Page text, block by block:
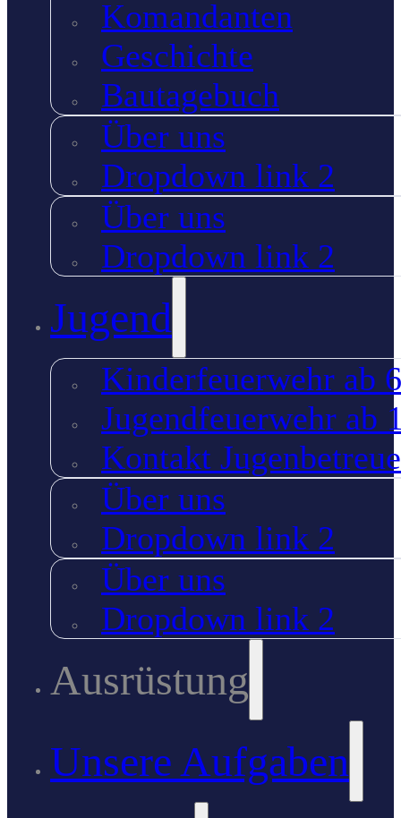
Komandanten
Geschichte
Bautagebuch
Über uns
Dropdown link 2
Über uns
Dropdown link 2
Jugend
Kinderfeuerwehr ab
Jugendfeuerwehr ab
Kontakt
Über uns
Dropdown link 2
Über uns
Dropdown link 2
Ausrüstung
Unsere Aufgaben